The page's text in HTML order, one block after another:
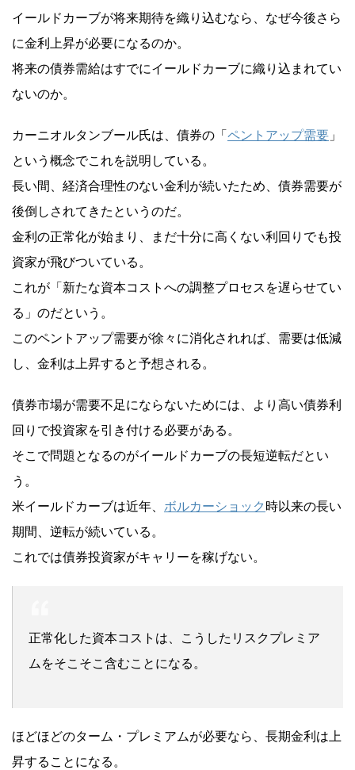
イールドカーブが将来期待を織り込むなら、なぜ今後さら
に金利上昇が必要になるのか。
将来の債券需給はすでにイールドカーブに織り込まれてい
ないのか。
カーニオルタンブール氏は、債券の「 ペントアップ需要 」
という概念でこれを説明している。
長い間、経済合理性のない金利が続いたため、債券需要が
後倒しされてきたというのだ。
金利の正常化が始まり、まだ十分に高くない利回りでも投
資家が飛びついている。
これが「新たな資本コストへの調整プロセスを遅らせてい
る」のだという。
このペントアップ需要が徐々に消化されれば、需要は低減
し、金利は上昇すると予想される。
債券市場が需要不足にならないためには、より高い債券利
回りで投資家を引き付ける必要がある。
そこで問題となるのがイールドカーブの長短逆転だとい
う。
米イールドカーブは近年、 ボルカーショック 時以来の長い
期間、逆転が続いている。
これでは債券投資家がキャリーを稼げない。
正常化した資本コストは、こうしたリスクプレミア
ムをそこそこ含むことになる。
ほどほどのターム・プレミアムが必要なら、長期金利は上
昇することになる。